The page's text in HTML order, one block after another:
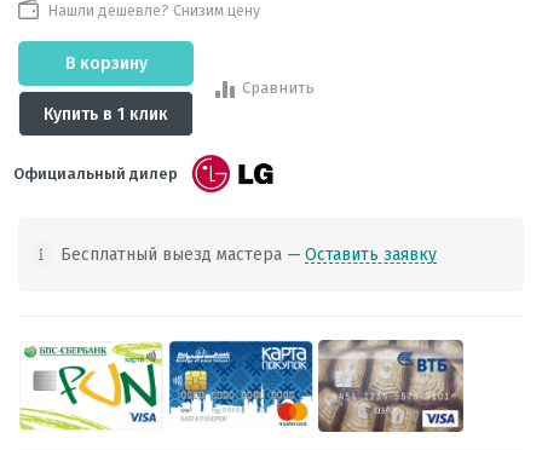
Нашли дешевле? Снизим цену
В корзину
Купить в 1 клик
Сравнить
Официальный дилер
Бесплатный выезд мастера — Оставить заявку